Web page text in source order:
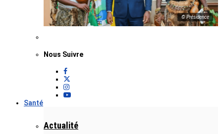
© Présidence
Nous Suivre
Santé
Actualité